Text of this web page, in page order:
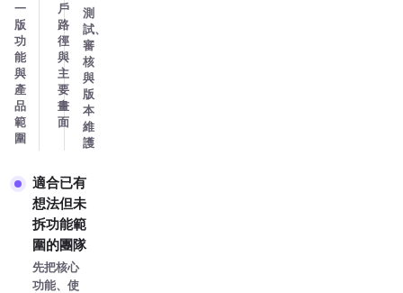
一
版
功
能
與
產
品
範
圍
戶
路
徑
與
主
要
畫
面
測
試、
審
核
與
版
本
維
護
適合已有
想法但未
拆功能範
圍的團隊
先把核心
功能、使